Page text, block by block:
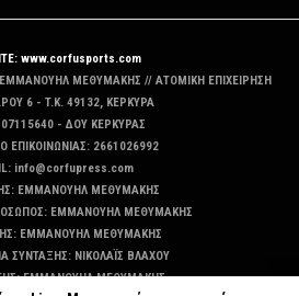
www.corfusports.com
- ΕΜΜΑΝΟΥΗΛ ΜΕΘΥΜΑΚΗΣ // ΑΤΟΜΙΚΗ ΕΠΙΧΕΙΡΗΣΗ
6 - T.K. 49132, ΚΕΡΚΥΡΑ
- ΔΟΥ ΚΕΡΚΥΡΑΣ
ΕΠΙΚΟΙΝΩΝΙΑΣ: 2661026992
info@corfupress.com
EMMANOYΗΛ ΜΕΘΥΜΑΚΗΣ
EMMANOYΗΛ ΜΕΘΥΜΑΚΗΣ
EMMANOYΗΛ ΜΕΘΥΜΑΚΗΣ
ΣΥΝΤΑΞΗΣ: ΝΙΚΟΛΑΪΣ ΒΛΑΧΟΥ
EMMANOYΗΛ ΜΕΘΥΜΑΚΗΣ